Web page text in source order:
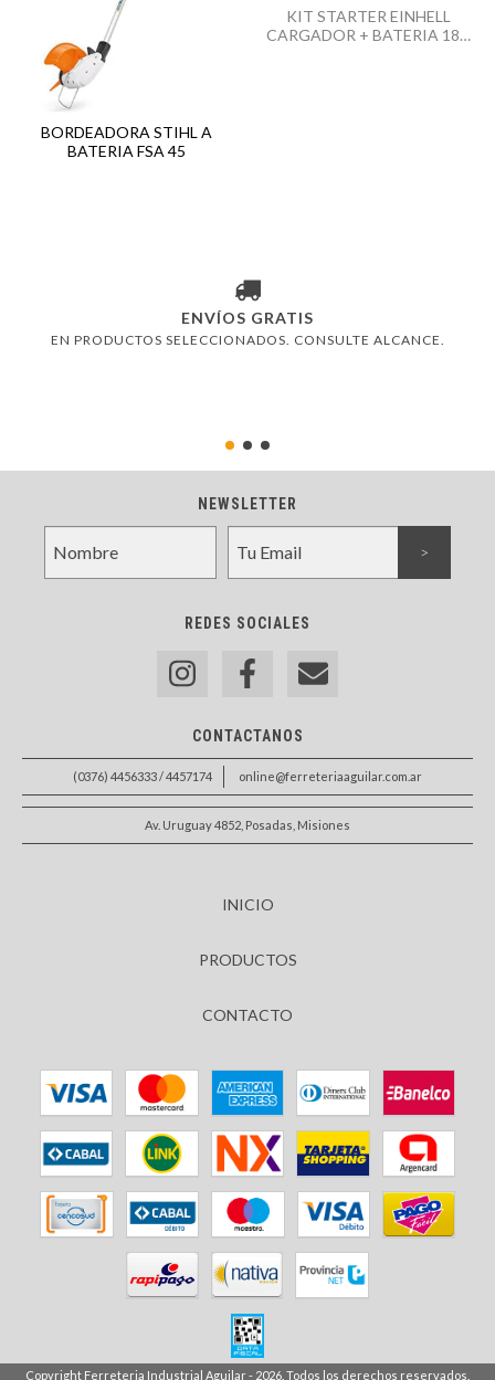
BORDEADORA STIHL A
BATERIA FSA 45
KIT STARTER EINHELL
CARGADOR + BATERIA 18V
ENVÍOS GRATIS
EN PRODUCTOS SELECCIONADOS. CONSULTE ALCANCE.
NEWSLETTER
REDES SOCIALES
CONTACTANOS
(0376) 4456333 / 4457174 online@ferreteriaaguilar.com.ar
Av. Uruguay 4852, Posadas, Misiones
INICIO
PRODUCTOS
CONTACTO
Copyright Ferreteria Industrial Aguilar - 2026. Todos los derechos reservados.